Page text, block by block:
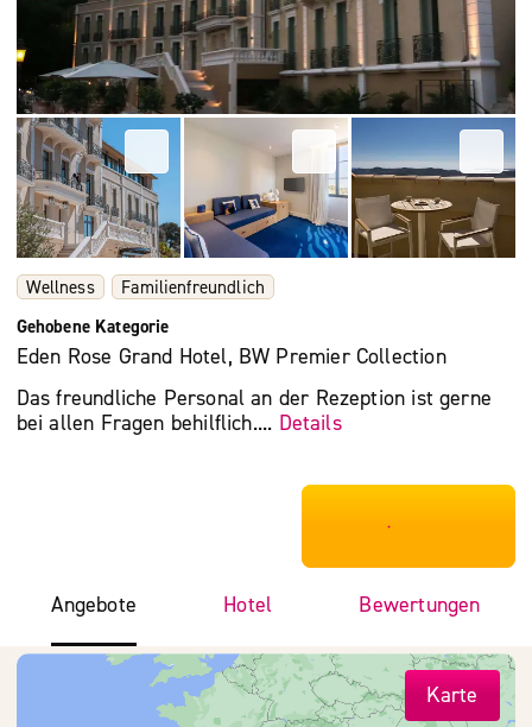
Wellness
Familienfreundlich
Gehobene Kategorie
Eden Rose Grand Hotel, BW Premier Collection
Das freundliche Personal an der Rezeption ist gerne
bei allen Fragen behilflich.... Details
***************
Angebote Hotel Bewertungen
Karte